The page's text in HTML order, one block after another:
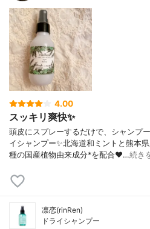
4.00
スッキリ爽快✨
頭皮にスプレーするだけで、シャンプ
イシャンプー✨北海道和ミントと熊本
種の国産植物由来成分*を配合❤️…続き
凛恋(rinRen)
ドライシャンプー